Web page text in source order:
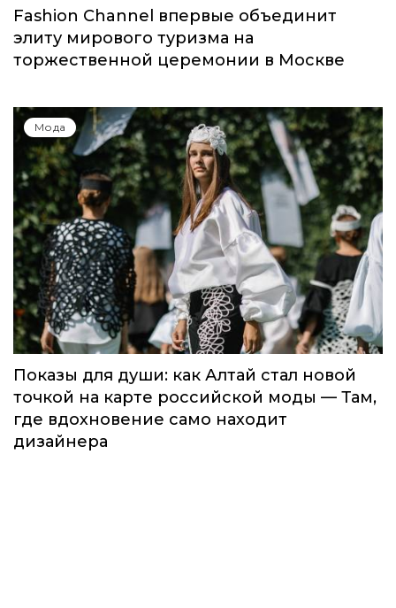
Fashion Channel впервые объединит
элиту мирового туризма на
торжественной церемонии в Москве
Мода
Показы для души: как Алтай стал новой
точкой на карте российской моды — Там,
где вдохновение само находит
дизайнера